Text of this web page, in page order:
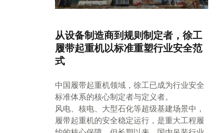
从设备制造商到规则制定者，徐工
履带起重机以标准重塑行业安全范
式
中国履带起重机领域，徐工已成为行业安全
标准体系的核心制定者与定义者。
风电、核电、大型石化等超级基建场景中，
履带起重机的安全稳定运行，是重大工程履